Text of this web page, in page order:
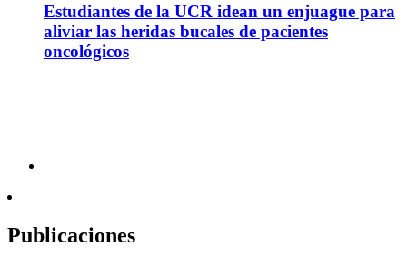
Estudiantes de la UCR idean un enjuague para
aliviar las heridas bucales de pacientes
oncológicos
Publicaciones